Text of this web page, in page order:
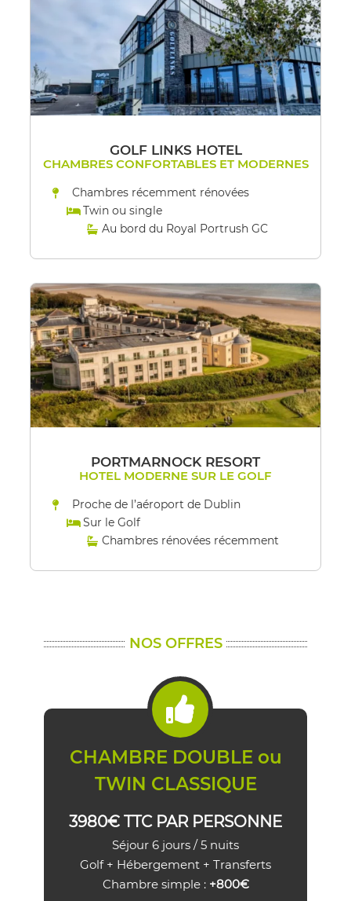
GOLF LINKS HOTEL
CHAMBRES CONFORTABLES ET MODERNES
Chambres récemment rénovées
Twin ou single
Au bord du Royal Portrush GC
PORTMARNOCK RESORT
HOTEL MODERNE SUR LE GOLF
Proche de l’aéroport de Dublin
Sur le Golf
Chambres rénovées récemment
NOS OFFRES
CHAMBRE DOUBLE ou
TWIN CLASSIQUE
3980€ TTC PAR PERSONNE
Séjour 6 jours / 5 nuits
Golf + Hébergement + Transferts
Chambre simple : +800€